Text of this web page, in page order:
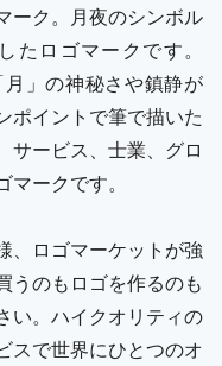
ーク。月夜のシンボル
たロゴマークです。
月」の神秘さや鎮静が
ポイントで筆で描いた
サービス、士業、グロ
ークです。
、ロゴマーケットが強
うのもロゴを作るのも
い。ハイクオリティの
スで世界にひとつのオ